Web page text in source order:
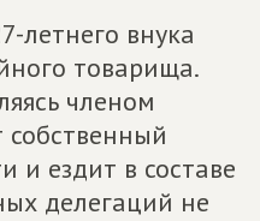
летнего внука
товарища.
членом
собственный
и ездит в составе
делегаций не